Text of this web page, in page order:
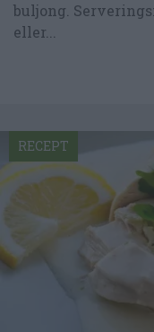
buljong.
eller...
RECEPT